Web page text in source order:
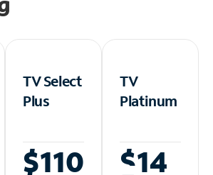
TV Select
Plus
$110
TV
Platinum
$14